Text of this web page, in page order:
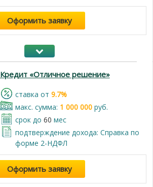
Оформить заявку
Кредит «Отличное решение»
cтавка от 9.7%
макс. сумма: 1 000 000руб.
срок до 60 мес
подтверждение дохода: Справка по
форме 2-НДФЛ
Оформить заявку